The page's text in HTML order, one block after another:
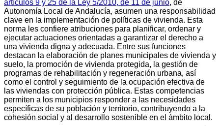
artículos 9 y 25 de la Ley 5/2010, de 11 de junio, de
Autonomía Local de Andalucía, asumen una responsabilidad
clave en la implementación de políticas de vivienda. Esta
norma les confiere atribuciones para planificar, ordenar y
ejecutar actuaciones orientadas a garantizar el derecho a
una vivienda digna y adecuada. Entre sus funciones
destacan la elaboración de planes municipales de vivienda y
suelo, la promoción de vivienda protegida, la gestión de
programas de rehabilitación y regeneración urbana, así
como el control y seguimiento de la ocupación efectiva de
las viviendas con protección pública. Estas competencias
permiten a los municipios responder a las necesidades
específicas de su población y territorio, contribuyendo a la
cohesión social y al desarrollo sostenible en el ámbito local.